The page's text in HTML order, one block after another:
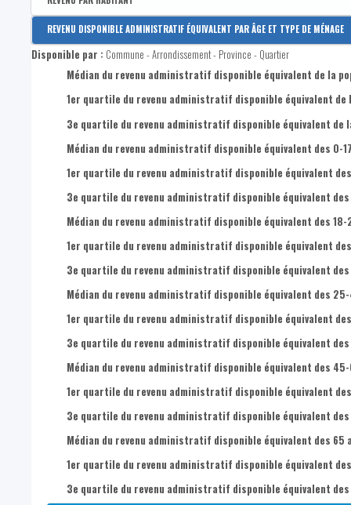
Disponible par :Arrondissement - Province
Revenu disponible par habitant
Revenus primaires par habitant
REVENU DISPONIBLE ADMINISTRATIF ÉQUIVALENT PAR ÂGE ET TYPE DE MÉNAGE
Disponible par : Commune - Arrondissement - Province - Quartier
Médian du revenu administratif disponible équivalent de la
1er quartile du revenu administratif disponible équivalent de
3e quartile du revenu administratif disponible équivalent de
Médian du revenu administratif disponible équivalent des 0-
1er quartile du revenu administratif disponible équivalent
3e quartile du revenu administratif disponible équivalent des
Médian du revenu administratif disponible équivalent des 18-
1er quartile du revenu administratif disponible équivalent
3e quartile du revenu administratif disponible équivalent des
Médian du revenu administratif disponible équivalent des
1er quartile du revenu administratif disponible équivalent
3e quartile du revenu administratif disponible équivalent
Médian du revenu administratif disponible équivalent des
1er quartile du revenu administratif disponible équivalent
3e quartile du revenu administratif disponible équivalent
Médian du revenu administratif disponible équivalent des 65
1er quartile du revenu administratif disponible équivalent
3e quartile du revenu administratif disponible équivalent